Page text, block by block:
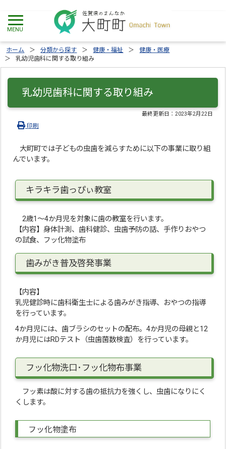
ホーム 分類から探す 健康・福祉
健康・医療
乳幼児歯科に関する取り組み
乳幼児歯科に関する取り組み
最終更新日：2023年2月22日
印刷
大町町では子どもの虫歯を減らすために以下の事業に取り組
んでいます。
キラキラ歯っぴぃ教室
2歳1〜4か月児を対象に歯の教室を行います。
【内容】身体計測、歯科健診、虫歯予防の話、手作りおやつ
の試食、フッ化物塗布
歯みがき普及啓発事業
【内容】
乳児健診時に歯科衛生士による歯みがき指導、おやつの指導
を行っています。
4か月児には、歯ブラシのセットの配布。4か月児の母親と12
か月児にはRDテスト（虫歯菌数検査）を行っています。
フッ化物洗口･フッ化物布事業
フッ素は酸に対する歯の抵抗力を強くし、虫歯になりにく
くします。
フッ化物塗布